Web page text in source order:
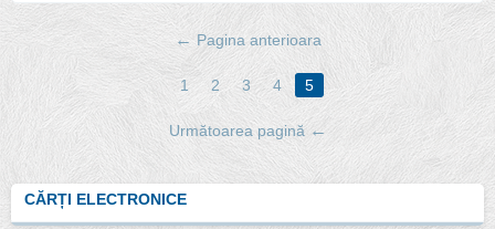
Pagina anterioara
1 2 3 4 5
Următoarea pagină
CĂRȚI ELECTRONICE